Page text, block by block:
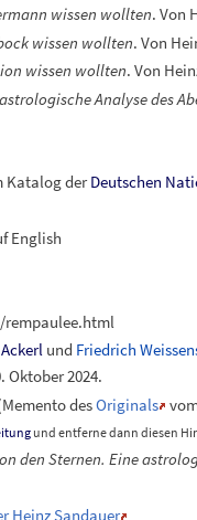
wissen wollten. Von
wissen wollten. Von
wissen wollten. Von
Analyse des
Katalog derDeutschen
English
und Friedrich
Oktober 2024.
MementodesOriginals
und entferne dann diesen
den Sternen. Eine
Heinz Sandauer